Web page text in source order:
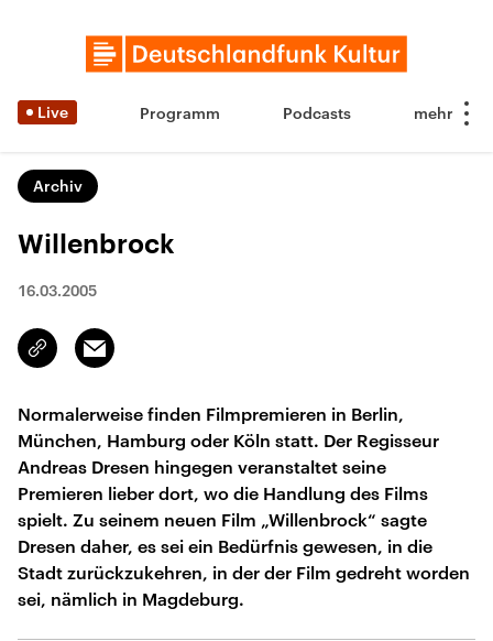
Live Programm Podcasts
Archiv
Willenbrock
16.03.2005
Link
kopieren/teilen
Email
Normalerweise finden Filmpremieren in Berlin,
München, Hamburg oder Köln statt. Der Regisseur
Andreas Dresen hingegen veranstaltet seine
Premieren lieber dort, wo die Handlung des Films
spielt. Zu seinem neuen Film „Willenbrock“ sagte
Dresen daher, es sei ein Bedürfnis gewesen, in die
Stadt zurückzukehren, in der der Film gedreht worden
sei, nämlich in Magdeburg.